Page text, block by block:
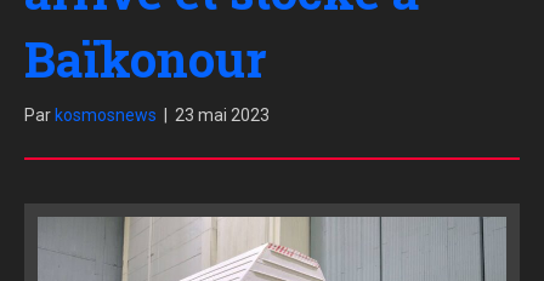
Baïkonour
Par kosmosnews 23 mai 2023